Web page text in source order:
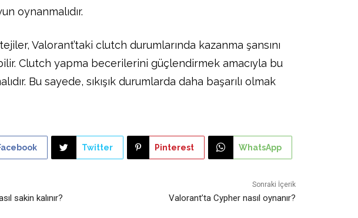
oynanmalıdır.
Valorant’taki clutch durumlarında kazanma şansını
Clutch yapma becerilerini güçlendirmek amacıyla bu
Bu sayede, sıkışık durumlarda daha başarılı olmak
Twitter Pinterest WhatsApp
sakin kalınır?
Sonraki İçerik
Valorant’ta Cypher nasıl oynanır?